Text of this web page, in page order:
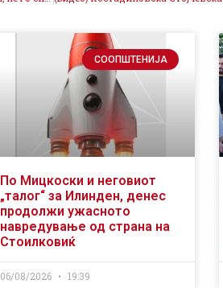
СООПШТЕНИЈА
По Мицкоски и неговиот
„талог“ за Илинден, денес
продолжи ужасното
навредување од страна на
Стоилковиќ
06/08/2026 19:39